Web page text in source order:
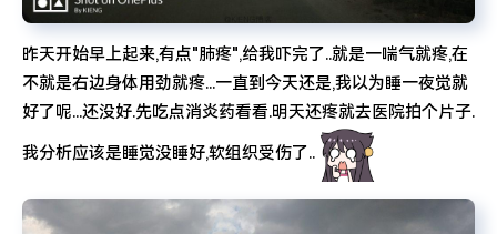
昨天开始早上起来,有点"肺疼",给我吓完了..就是一喘气就疼,在
不就是右边身体用劲就疼...一直到今天还是,我以为睡一夜觉就
好了呢...还没好.先吃点消炎药看看.明天还疼就去医院拍个片子.
我分析应该是睡觉没睡好,软组织受伤了..